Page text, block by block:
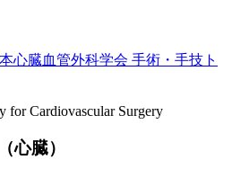
手術・手技ト
for Cardiovascular Surgery
心臓）